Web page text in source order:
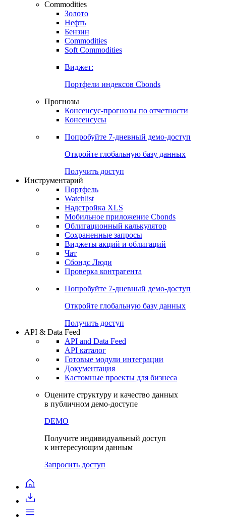
Commodities
Золото
Нефть
Бензин
Commodities
Soft Commodities
Виджет:
Портфели индексов Cbonds
Прогнозы
Консенсус-прогнозы по отчетности
Консенсусы
Попробуйте 7-дневный демо-доступ
Откройте глобальную базу данных
Получить доступ
Инструментарий
Портфель
Watchlist
Надстройка XLS
Мобильное приложение Cbonds
Облигационный калькулятор
Сохраненные запросы
Виджеты акций и облигаций
Чат
Сбондс Люди
Проверка контрагента
Попробуйте 7-дневный демо-доступ
Откройте глобальную базу данных
Получить доступ
API & Data Feed
API and Data Feed
API каталог
Готовые модули интеграции
Документация
Кастомные проекты для бизнеса
Оцените структуру и качество данных
в публичном демо-доступе
DEMO
Получите индивидуальный доступ
к интересующим данным
Запросить доступ